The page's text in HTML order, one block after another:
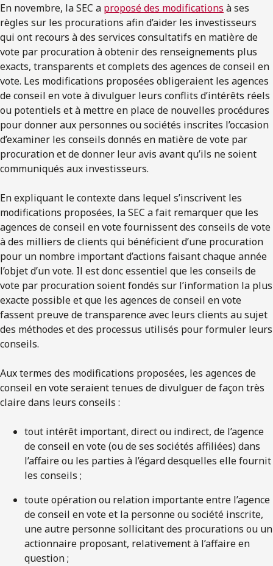
En novembre, la SEC a proposé des modifications à ses
règles sur les procurations afin d’aider les investisseurs
qui ont recours à des services consultatifs en matière de
vote par procuration à obtenir des renseignements plus
exacts, transparents et complets des agences de conseil en
vote. Les modifications proposées obligeraient les agences
de conseil en vote à divulguer leurs conflits d’intérêts réels
ou potentiels et à mettre en place de nouvelles procédures
pour donner aux personnes ou sociétés inscrites l’occasion
d’examiner les conseils donnés en matière de vote par
procuration et de donner leur avis avant qu’ils ne soient
communiqués aux investisseurs.
En expliquant le contexte dans lequel s’inscrivent les
modifications proposées, la SEC a fait remarquer que les
agences de conseil en vote fournissent des conseils de vote
à des milliers de clients qui bénéficient d’une procuration
pour un nombre important d’actions faisant chaque année
l’objet d’un vote. Il est donc essentiel que les conseils de
vote par procuration soient fondés sur l’information la plus
exacte possible et que les agences de conseil en vote
fassent preuve de transparence avec leurs clients au sujet
des méthodes et des processus utilisés pour formuler leurs
conseils.
Aux termes des modifications proposées, les agences de
conseil en vote seraient tenues de divulguer de façon très
claire dans leurs conseils :
tout intérêt important, direct ou indirect, de l’agence
de conseil en vote (ou de ses sociétés affiliées) dans
l’affaire ou les parties à l’égard desquelles elle fournit
les conseils ;
toute opération ou relation importante entre l’agence
de conseil en vote et la personne ou société inscrite,
une autre personne sollicitant des procurations ou un
actionnaire proposant, relativement à l’affaire en
question ;